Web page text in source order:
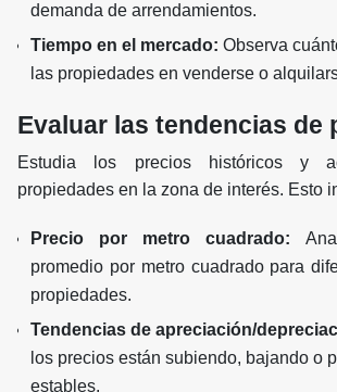
demanda de arrendamientos.
Tiempo en el mercado: Observa
las propiedades en venderse o
Evaluar las tendencias de
Estudia los precios históricos y
propiedades en la zona de interés. Esto
Precio por metro cuadrado:
promedio por metro cuadrado para
propiedades.
Tendencias de apreciación/
los precios están subiendo, bajando o
estables.